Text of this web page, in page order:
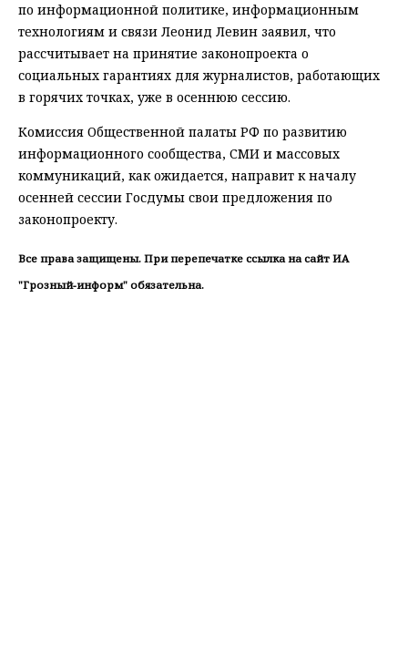
по информационной политике, информационным
технологиям и связи Леонид Левин заявил, что
рассчитывает на принятие законопроекта о
социальных гарантиях для журналистов, работающих
в горячих точках, уже в осеннюю сессию.
Комиссия Общественной палаты РФ по развитию
информационного сообщества, СМИ и массовых
коммуникаций, как ожидается, направит к началу
осенней сессии Госдумы свои предложения по
законопроекту.
Все права защищены. При перепечатке ссылка на сайт ИА
"Грозный-информ" обязательна.